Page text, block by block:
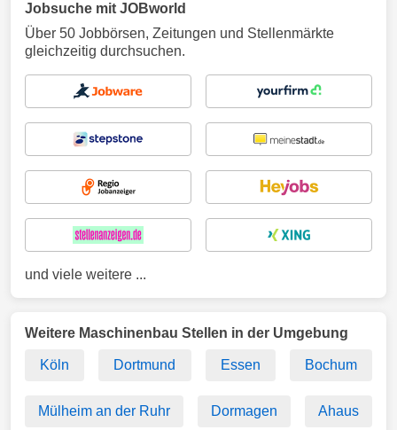
Jobsuche mit JOBworld
Über 50 Jobbörsen, Zeitungen und Stellenmärkte
gleichzeitig durchsuchen.
und viele weitere ...
Weitere Maschinenbau Stellen in der Umgebung
Köln Dortmund Essen Bochum
Mülheim an der Ruhr Dormagen Ahaus